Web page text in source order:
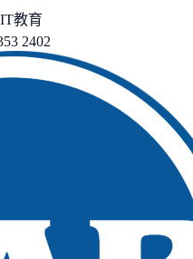
教育
2402